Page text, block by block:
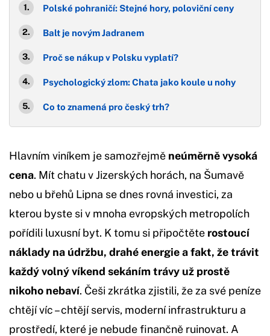
Polské pohraničí: Stejné hory, poloviční ceny
Balt je novým Jadranem
Proč se nákup v Polsku vyplatí?
Psychologický zlom: Chata jako koule u nohy
Co to znamená pro český trh?
Hlavním viníkem je samozřejmě neúměrně vysoká
cena. Mít chatu v Jizerských horách, na Šumavě
nebo u břehů Lipna se dnes rovná investici, za
kterou byste si v mnoha evropských metropolích
pořídili luxusní byt. K tomu si připočtěte rostoucí
náklady na údržbu, drahé energie a fakt, že trávit
každý volný víkend sekáním trávy už prostě
nikoho nebaví. Češi zkrátka zjistili, že za své peníze
chtějí víc – chtějí servis, moderní infrastrukturu a
prostředí, které je nebude finančně ruinovat. A